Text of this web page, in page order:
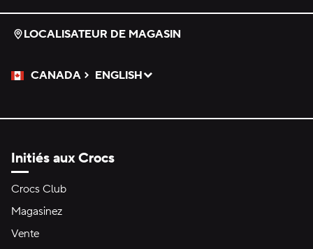
LOCALISATEUR DE MAGASIN
CANADA
Veuillez sélectionner une langue
ENGLISH
Sélectionné
Initiés aux Crocs
Crocs Club
Magasinez
Vente